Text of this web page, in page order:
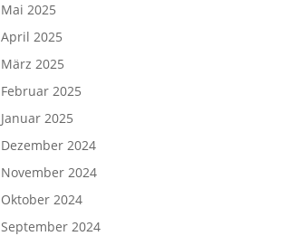
Mai 2025
April 2025
März 2025
Februar 2025
Januar 2025
Dezember 2024
November 2024
Oktober 2024
September 2024